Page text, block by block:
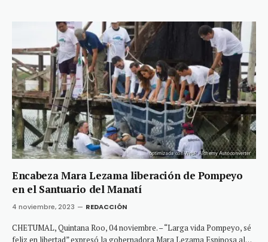
Encabeza Mara Lezama liberación de Pompeyo
en el Santuario del Manatí
4 noviembre, 2023 REDACCIÓN
CHETUMAL, Quintana Roo, 04 noviembre. – “Larga vida Pompeyo, sé
feliz en libertad” expresó la gobernadora Mara Lezama Espinosa al…